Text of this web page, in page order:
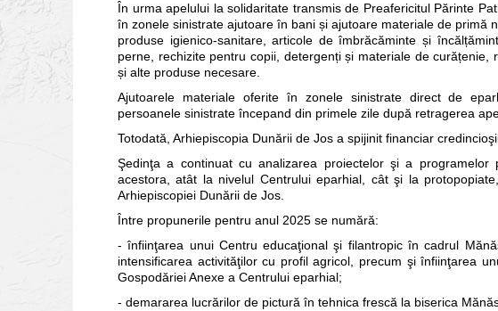
În urma apelului la solidaritate transmis de Preafericitul Părinte
în zonele sinistrate ajutoare în bani și ajutoare materiale de primă
produse igienico-sanitare, articole de îmbrăcăminte și
perne, rechizite pentru copii, detergenți și materiale de
și alte produse necesare.
Ajutoarele materiale oferite în zonele sinistrate direct de
persoanele sinistrate începand din primele zile după retragerea
Totodată, Arhiepiscopia Dunării de Jos a spijinit financiar
Şedinţa a continuat cu analizarea proiectelor şi a
acestora, atât la nivelul Centrului eparhial, cât şi la
Arhiepiscopiei Dunării de Jos.
Între propunerile pentru anul 2025 se numără:
- înfiinţarea unui Centru educaţional şi filantropic în cadrul
intensificarea activităţilor cu profil agricol, precum şi înfiinţarea
Gospodăriei Anexe a Centrului eparhial;
- demararea lucrărilor de pictură în tehnica frescă la biserica